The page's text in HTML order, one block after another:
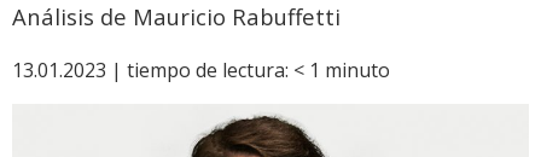
Análisis de Mauricio Rabuffetti
13.01.2023 | tiempo de lectura: < 1 minuto